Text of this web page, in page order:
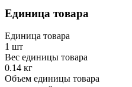
Единица товара
Единица товара
1 шт
Вес единицы товара
0.14 кг
Объем единицы товара